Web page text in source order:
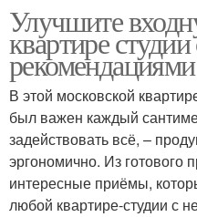
Улучшите
квартире
рекомендациями
В этой московской
был важен каждый
задействовать всё, –
эргономично. Из
интересные приёмы,
любой квартире-студии с